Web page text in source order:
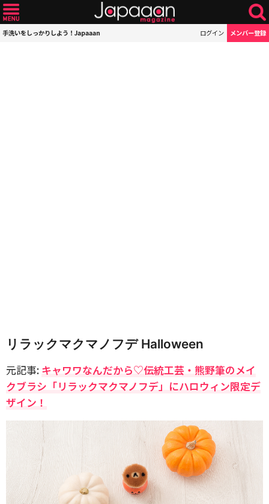
手洗いをしっかりしよう！Japaaan ログイン メンバー登録
リラックマクマノフデ Halloween
元記事: キャワワなんだから♡伝統工芸・熊野筆のメイ
クブラシ「リラックマクマノフデ」にハロウィン限定デ
ザイン！